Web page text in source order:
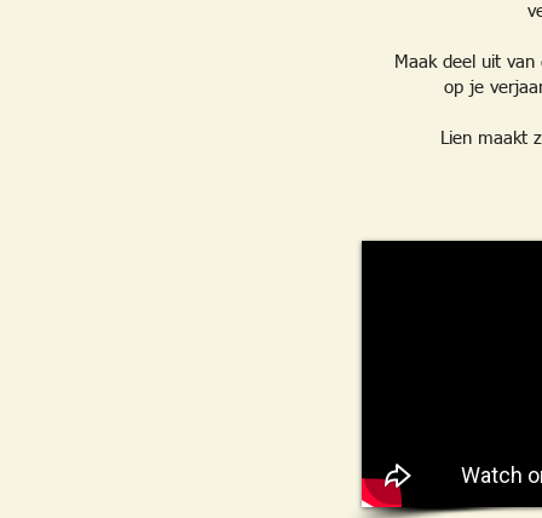
Maak deel uit
op je
Lien maakt